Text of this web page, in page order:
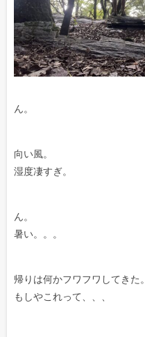
ん。
向い風。
湿度凄すぎ。
ん。
暑い。。。
帰りは何かフワフワしてきた。
もしやこれって、、、